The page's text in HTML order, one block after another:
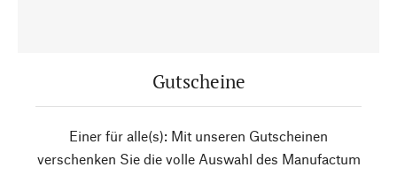
Gutscheine
Einer für alle(s): Mit unseren Gutscheinen
verschenken Sie die volle Auswahl des Manufactum